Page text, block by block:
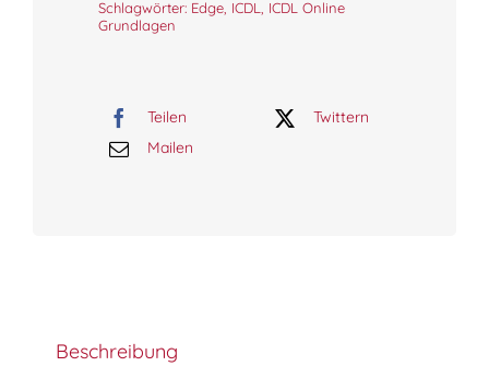
Schlagwörter: Edge, ICDL, ICDL Online
Grundlagen
Teilen
Twittern
Mailen
Beschreibung